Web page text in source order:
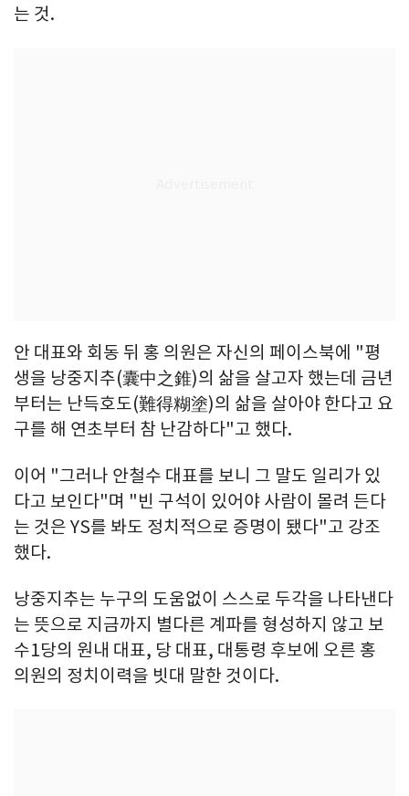
는 것.
안 대표와 회동 뒤 홍 의원은 자신의 페이스북에 "평
생을 낭중지추(囊中之錐)의 삶을 살고자 했는데 금년
부터는 난득호도(難得糊塗)의 삶을 살아야 한다고 요
구를 해 연초부터 참 난감하다"고 했다.
이어 "그러나 안철수 대표를 보니 그 말도 일리가 있
다고 보인다"며 "빈 구석이 있어야 사람이 몰려 든다
는 것은 YS를 봐도 정치적으로 증명이 됐다"고 강조
했다.
낭중지추는 누구의 도움없이 스스로 두각을 나타낸다
는 뜻으로 지금까지 별다른 계파를 형성하지 않고 보
수1당의 원내 대표, 당 대표, 대통령 후보에 오른 홍
의원의 정치이력을 빗대 말한 것이다.